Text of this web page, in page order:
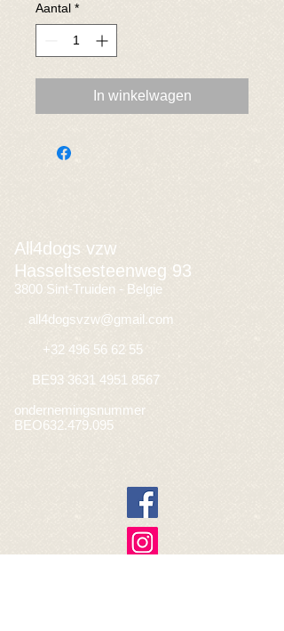
Aantal *
In winkelwagen
All4dogs vzw
Hasseltsesteenweg 93
3800 Sint-Truiden - Belgie
all4dogsvzw@gmail.com
+32 496 56 62 55
BE93 3631 4951 8567
ondernemingsnummer
BEO632.479.095